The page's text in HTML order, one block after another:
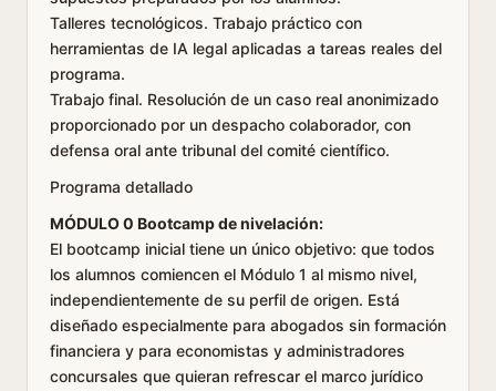
Talleres tecnológicos. Trabajo práctico con
herramientas de IA legal aplicadas a tareas reales del
programa.
Trabajo final. Resolución de un caso real anonimizado
proporcionado por un despacho colaborador, con
defensa oral ante tribunal del comité científico.
Programa detallado
MÓDULO 0 Bootcamp de nivelación:
El bootcamp inicial tiene un único objetivo: que todos
los alumnos comiencen el Módulo 1 al mismo nivel,
independientemente de su perfil de origen. Está
diseñado especialmente para abogados sin formación
financiera y para economistas y administradores
concursales que quieran refrescar el marco jurídico